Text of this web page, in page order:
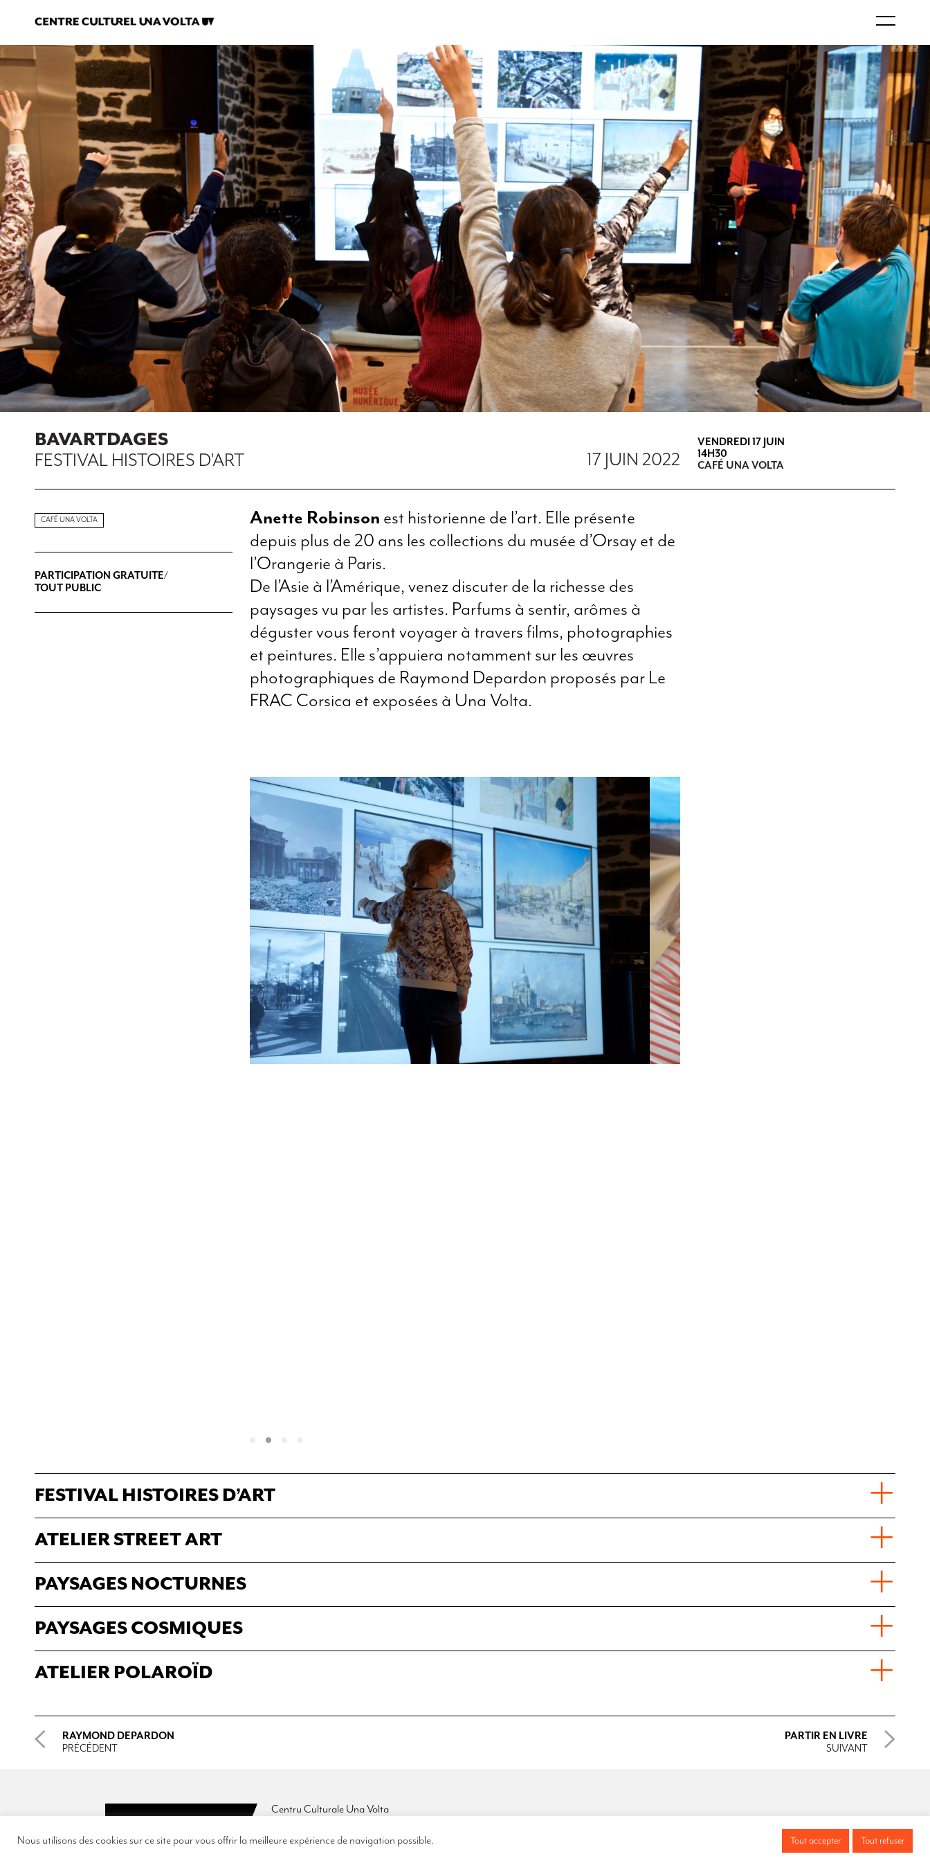
BAVARTDAGES
FESTIVAL HISTOIRES D'ART
17 JUIN 2022
VENDREDI 17 JUIN
14H30
CAFÉ UNA VOLTA
CAFÉ UNA VOLTA
PARTICIPATION GRATUITE/
TOUT PUBLIC
Anette Robinson est historienne de l’art. Elle présente
depuis plus de 20 ans les collections du musée d’Orsay et de
l’Orangerie à Paris.
De l’Asie à l’Amérique, venez discuter de la richesse des
paysages vu par les artistes. Parfums à sentir, arômes à
déguster vous feront voyager à travers films, photographies
et peintures. Elle s’appuiera notamment sur les œuvres
photographiques de Raymond Depardon proposés par Le
FRAC Corsica et exposées à Una Volta.
FESTIVAL HISTOIRES D’ART
ATELIER STREET ART
PAYSAGES NOCTURNES
PAYSAGES COSMIQUES
ATELIER POLAROÏD
RAYMOND DEPARDON
PRÉCÉDENT
PARTIR EN LIVRE
SUIVANT
Centru Culturale Una Volta
Rue César Campinchi
20200 Bastia
Nous utilisons des cookies sur ce site pour vous offrir la meilleure expérience de navigation possible. Tout accepter Tout refuser